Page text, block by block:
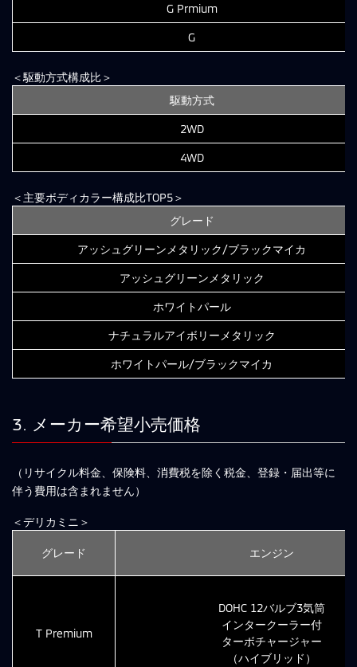
G Prmium
G
＜駆動方式構成比＞
駆動方式
2WD
4WD
＜主要ボディカラー構成比TOP5＞
グレード
アッシュグリーンメタリック/ブラックマイカ
アッシュグリーンメタリック
ホワイトパール
ナチュラルアイボリーメタリック
ホワイトパール/ブラックマイカ
3. メーカー希望小売価格
（リサイクル料金、保険料、消費税を除く税金、登録・届出等に
伴う費用は含まれません）
＜デリカミニ＞
グレード エンジン
T Premium
DOHC 12バルブ3気筒
インタークーラー付
ターボチャージャー
（ハイブリッド）